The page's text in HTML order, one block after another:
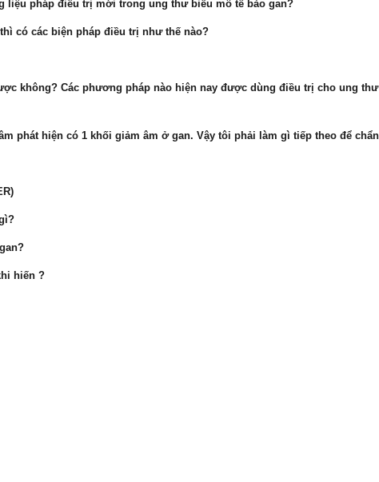
liệu pháp điều trị mới trong ung thư biểu mô tế bào gan?
có các biện pháp điều trị như thế nào?
không? Các phương pháp nào hiện nay được dùng điều trị cho ung
phát hiện có 1 khối giảm âm ở gan. Vậy tôi phải làm gì tiếp theo để
hiến ?